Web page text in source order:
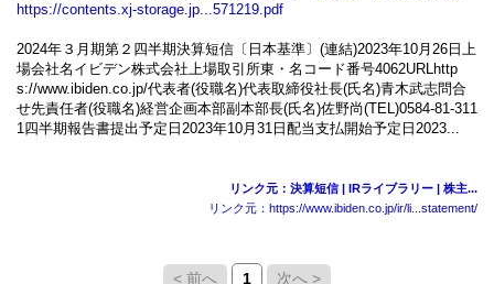
https://contents.xj-storage.jp...571219.pdf
2024年３月期第２四半期決算短信〔日本基準〕(連結)2023年10月26日上
場会社名イビデン株式会社上場取引所東・名コード番号4062URLhttp
s://www.ibiden.co.jp/代表者(役職名)代表取締役社長(氏名)青木武志問合
せ先責任者(役職名)経営企画本部副本部長(氏名)佐野尚(TEL)0584-81-311
1四半期報告書提出予定日2023年10月31日配当支払開始予定日2023...
リンク元：決算短信 | IRライブラリー | 株主...
リンク元：https://www.ibiden.co.jp/ir/li...statement/
< 前へ 1 次へ >